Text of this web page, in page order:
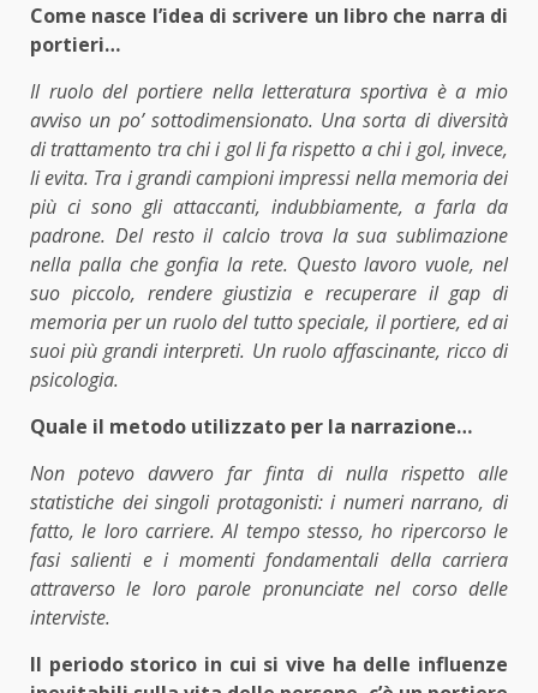
Come nasce l’idea di scrivere un libro che narra di
portieri…
Il ruolo del portiere nella letteratura sportiva è a mio
avviso un po’ sottodimensionato. Una sorta di diversità
di trattamento tra chi i gol li fa rispetto a chi i gol, invece,
li evita. Tra i grandi campioni impressi nella memoria dei
più ci sono gli attaccanti, indubbiamente, a farla da
padrone. Del resto il calcio trova la sua sublimazione
nella palla che gonfia la rete. Questo lavoro vuole, nel
suo piccolo, rendere giustizia e recuperare il gap di
memoria per un ruolo del tutto speciale, il portiere, ed ai
suoi più grandi interpreti. Un ruolo affascinante, ricco di
psicologia.
Quale il metodo utilizzato per la narrazione…
Non potevo davvero far finta di nulla rispetto alle
statistiche dei singoli protagonisti: i numeri narrano, di
fatto, le loro carriere. Al tempo stesso, ho ripercorso le
fasi salienti e i momenti fondamentali della carriera
attraverso le loro parole pronunciate nel corso delle
interviste.
Il periodo storico in cui si vive ha delle influenze